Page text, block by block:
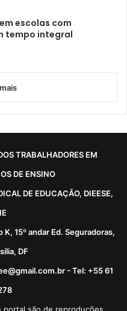
escolas com
tempo integral
TRABALHADORES EM
DE ENSINO
DE EDUCAÇÃO, DIEESE,
15º andar Ed. Seguradoras,
DF
- Tel: +55 61
portal são de reproduções